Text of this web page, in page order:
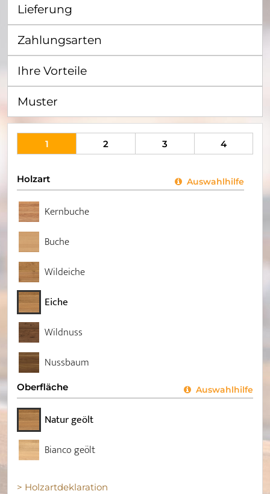
Lieferung
Zahlungsarten
Ihre Vorteile
Muster
1 2 3 4
Holzart Auswahlhilfe
Kernbuche
Buche
Wildeiche
Eiche
Wildnuss
Nussbaum
Oberfläche Auswahlhilfe
Natur geölt
Bianco geölt
> Holzartdeklaration